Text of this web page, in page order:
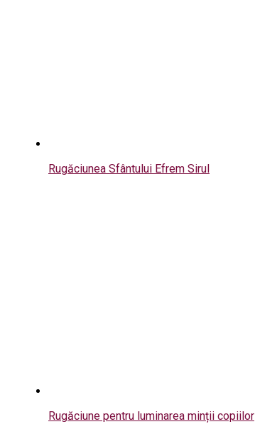
Rugăciunea Sfântului Efrem Sirul
Rugăciune pentru luminarea minții copiilor